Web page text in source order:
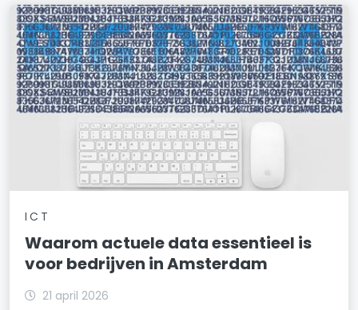
ICT
Waarom actuele data essentieel is
voor bedrijven in Amsterdam
21 april 2026